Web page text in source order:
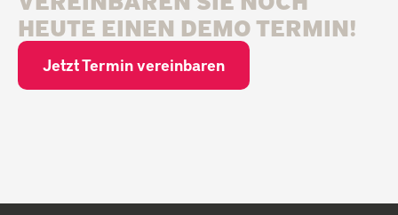
HEUTE EINEN DEMO TERMIN!
Jetzt Termin vereinbaren